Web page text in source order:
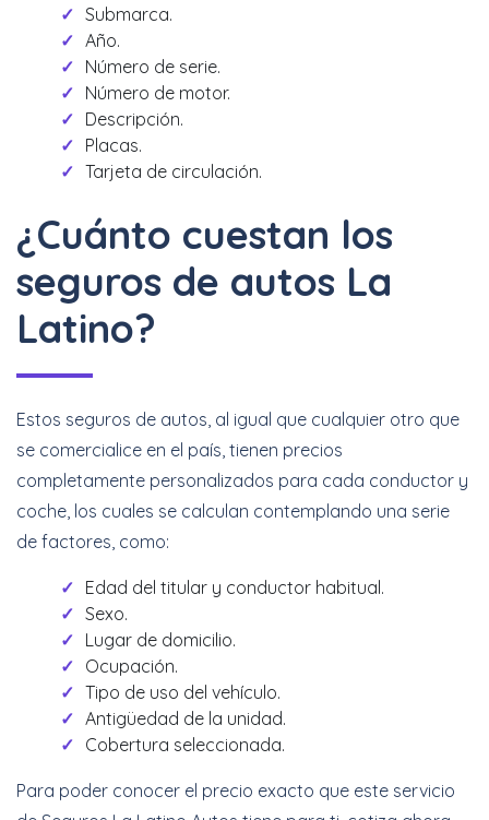
Submarca.
Año.
Número de serie.
Número de motor.
Descripción.
Placas.
Tarjeta de circulación.
¿Cuánto cuestan los
seguros de autos La
Latino?
Estos seguros de autos, al igual que cualquier otro que
se comercialice en el país, tienen precios
completamente personalizados para cada conductor y
coche, los cuales se calculan contemplando una serie
de factores, como:
Edad del titular y conductor habitual.
Sexo.
Lugar de domicilio.
Ocupación.
Tipo de uso del vehículo.
Antigüedad de la unidad.
Cobertura seleccionada.
Para poder conocer el precio exacto que este servicio